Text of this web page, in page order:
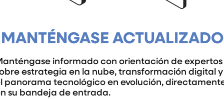
MANTÉNGASE ACTUALIZADO
informado con orientación de expertos
estrategia en la nube, transformación digital y
panorama tecnológico en evolución,
su bandeja de entrada.